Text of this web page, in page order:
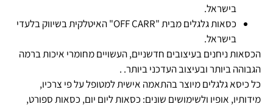
בישראל.
כסאות גלגלים מבית "OFF CARR" האיטלקית בשיווק בלעדי
בישראל.
הכסאות ניחנים בעיצובים חדשניים, העשויים מחומרי איכות ברמה
הגבוהה ביותר ובעיצוב העדכני ביותר. .
כל כיסא גלגלים מיוצר בהתאמה אישית למטופל על פי צרכיו,
מידותיו, אופיו ולשימושים שונים: כסאות ליום יום, כסאות ספורט,